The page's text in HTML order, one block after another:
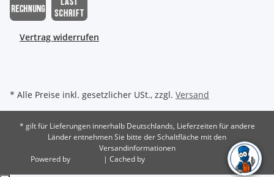
Vertrag widerrufen
* Alle Preise inkl. gesetzlicher USt., zzgl. Versand
* gilt für Lieferungen innerhalb Deutschlands, Lieferzeiten für andere
Länder entnehmen Sie bitte der Schaltfläche mit den
Versandinformationen
Powered by
| Cached by ecomDATA LiteSpeed Cache